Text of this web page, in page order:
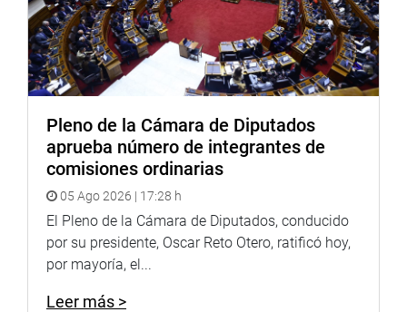
Pleno de la Cámara de Diputados
aprueba número de integrantes de
comisiones ordinarias
05 Ago 2026 | 17:28 h
El Pleno de la Cámara de Diputados, conducido
por su presidente, Oscar Reto Otero, ratificó hoy,
por mayoría, el...
Leer más >